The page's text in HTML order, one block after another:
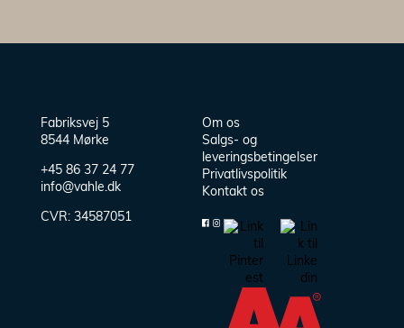
Fabriksvej 5
8544 Mørke
+45 86 37 24 77
info@vahle.dk
CVR: 34587051
Om os
Salgs- og
leveringsbetingelser
Privatlivspolitik
Kontakt os